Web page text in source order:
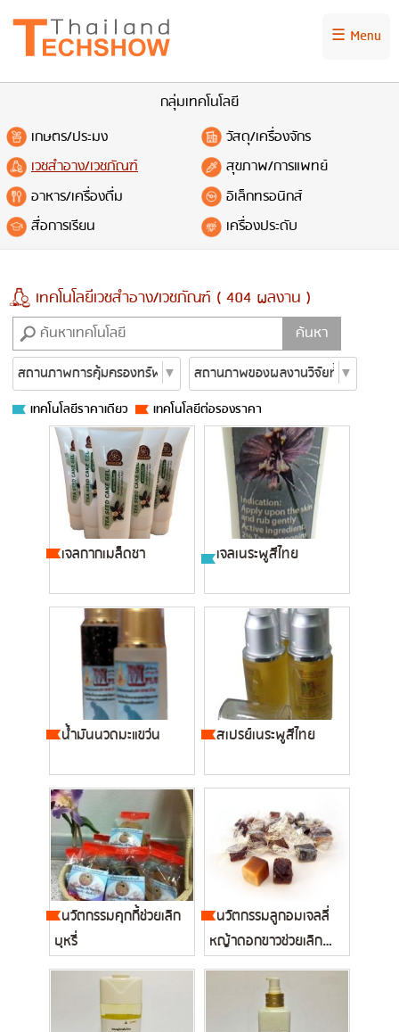
☰ Menu
กลุ่มเทคโนโลยี
เกษตร/ประมง
วัสดุ/เครื่องจักร
เวชสำอาง/เวชภัณฑ์
สุขภาพ/การแพทย์
อาหาร/เครื่องดื่ม
อิเล็กทรอนิกส์
สื่อการเรียน
เครื่องประดับ
เทคโนโลยีเวชสำอาง/เวชภัณฑ์ ( 404 ผลงาน )
เทคโนโลยีราคาเดียว เทคโนโลยีต่อรองราคา
เจลกากเมล็ดชา เจลเนระพูสีไทย
น้ำมันนวดมะแขว่น สเปรย์เนระพูสีไทย
นวัตกรรมคุกกี้ช่วยเลิก
บุหรี่
นวัตกรรมลูกอมเจลลี่
หญ้าดอกขาวช่วยเลิก
บุหรี่...